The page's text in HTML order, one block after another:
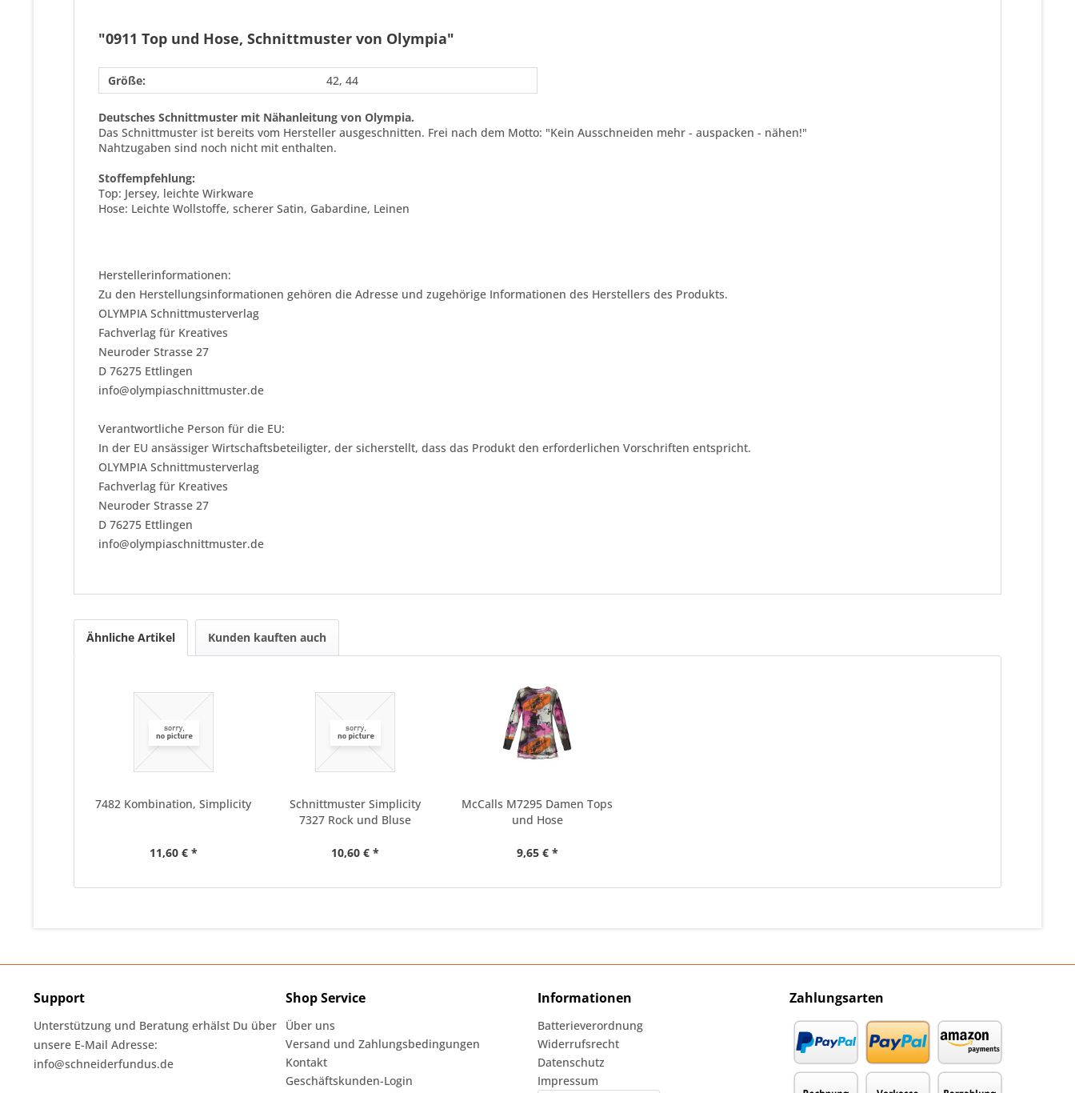
"0911 Top und Hose, Schnittmuster von Olympia"
Größe: 42, 44
Deutsches Schnittmuster mit Nähanleitung von Olympia.
Das Schnittmuster ist bereits vom Hersteller ausgeschnitten. Frei nach dem Motto: "Kein Ausschneiden mehr - auspacken - nähen!"
Nahtzugaben sind noch nicht mit enthalten.
Stoffempfehlung:
Top: Jersey, leichte Wirkware
Hose: Leichte Wollstoffe, scherer Satin, Gabardine, Leinen
Herstellerinformationen:
Zu den Herstellungsinformationen gehören die Adresse und zugehörige Informationen des Herstellers des Produkts.
OLYMPIA Schnittmusterverlag
Fachverlag für Kreatives
Neuroder Strasse 27
D 76275 Ettlingen
info@olympiaschnittmuster.de
Verantwortliche Person für die EU:
In der EU ansässiger Wirtschaftsbeteiligter, der sicherstellt, dass das Produkt den erforderlichen Vorschriften entspricht.
OLYMPIA Schnittmusterverlag
Fachverlag für Kreatives
Neuroder Strasse 27
D 76275 Ettlingen
info@olympiaschnittmuster.de
Ähnliche Artikel Kunden kauften auch
7482 Kombination, Simplicity
11,60 € *
Schnittmuster Simplicity
7327 Rock und Bluse
10,60 € *
McCalls M7295 Damen Tops
und Hose
9,65 € *
Support
Unterstützung und Beratung erhälst Du über
unsere E-Mail Adresse:
info@schneiderfundus.de
Shop Service
Über uns
Versand und Zahlungsbedingungen
Kontakt
Geschäftskunden-Login
Informationen
Batterieverordnung
Widerrufsrecht
Datenschutz
Impressum
Zahlungsarten